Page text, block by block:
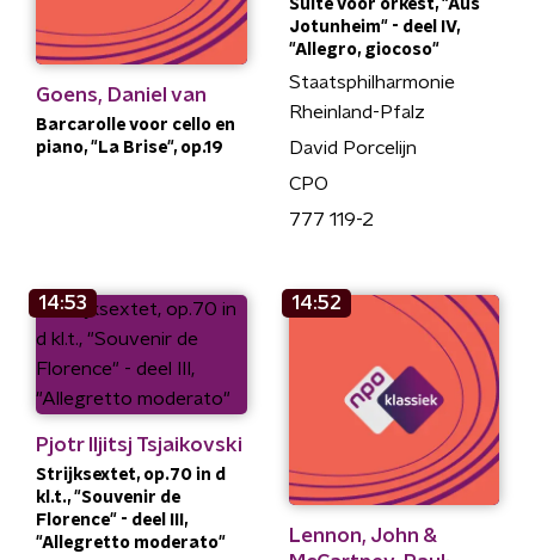
Goens, Daniel van
Barcarolle voor cello en
piano, "La Brise", op.19
Suite voor orkest, "Aus
Jotunheim" - deel IV,
"Allegro, giocoso"
Staatsphilharmonie
Rheinland-Pfalz
David Porcelijn
CPO
777 119-2
14:53
Pjotr Iljitsj Tsjaikovski
Strijksextet, op.70 in d
kl.t., "Souvenir de
Florence" - deel III,
"Allegretto moderato"
14:52
Lennon, John &